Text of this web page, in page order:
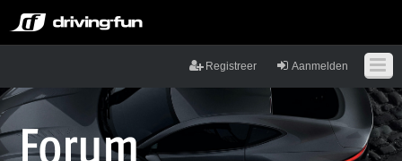
Aanmelden
Registreer